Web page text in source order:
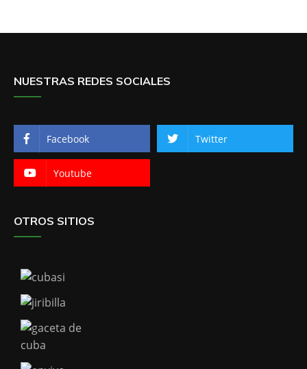
NUESTRAS REDES SOCIALES
Facebook Twitter
Youtube
OTROS SITIOS